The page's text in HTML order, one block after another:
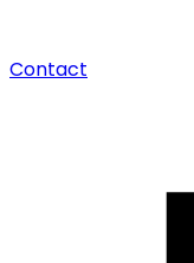
Contact